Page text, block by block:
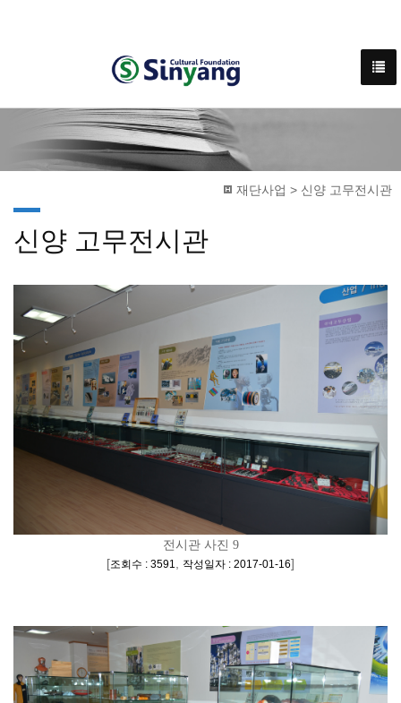
재단사업 > 신양 고무전시관
신양 고무전시관
전시관 사진 9
[조회수 : 3591 작성일자 : 2017-01-16]